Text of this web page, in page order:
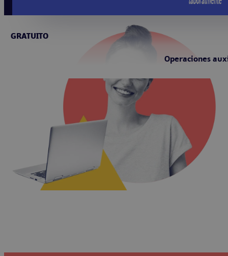
GRATUITO
Operaciones